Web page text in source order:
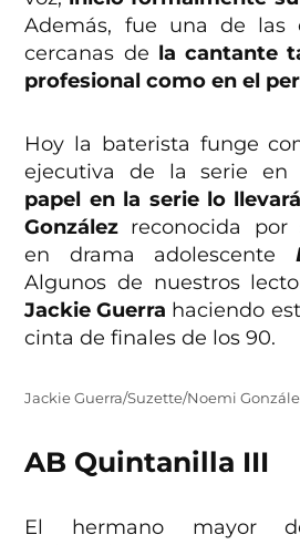
Además, fue una de las
cercanas de la cantante
profesional como en el
Hoy la baterista funge
ejecutiva de la serie en
papel en la serie lo
González reconocida por
en drama adolescente
Algunos de nuestros
Jackie Guerra haciendo
cinta de finales de los 90.
Jackie Guerra/Suzette/Noemi
AB Quintanilla III
El hermano mayor